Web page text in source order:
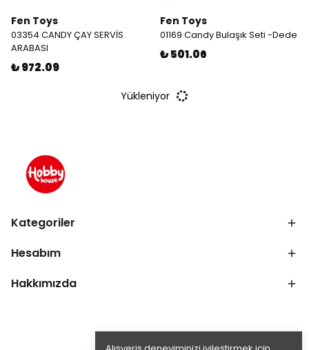
Fen Toys
03354 CANDY ÇAY SERVİS
ARABASI
₺ 972.09
Fen Toys
01169 Candy Bulaşık Seti -Dede
₺ 501.06
Yükleniyor
Kategoriler
Hesabım
Hakkımızda